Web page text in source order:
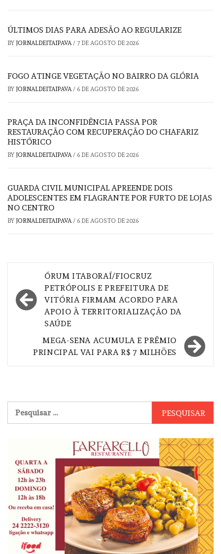
ÚLTIMOS DIAS PARA ADESÃO AO REGULARIZE
BY JORNALDEITAIPAVA / 7 DE AGOSTO DE 2026
FOGO ATINGE VEGETAÇÃO NO BAIRRO DA GLÓRIA
BY JORNALDEITAIPAVA / 6 DE AGOSTO DE 2026
PRAÇA DA INCONFIDÊNCIA PASSA POR
RESTAURAÇÃO COM RECUPERAÇÃO DO CHAFARIZ
HISTÓRICO
BY JORNALDEITAIPAVA / 6 DE AGOSTO DE 2026
GUARDA CIVIL MUNICIPAL APREENDE DOIS
ADOLESCENTES EM FLAGRANTE POR FURTO DE LOJAS
NO CENTRO
BY JORNALDEITAIPAVA / 6 DE AGOSTO DE 2026
Navegação
de
Post
ÓRUM ITABORAÍ/FIOCRUZ
PETRÓPOLIS E PREFEITURA DE
VITÓRIA FIRMAM ACORDO PARA
APOIO À TERRITORIALIZAÇÃO DA
SAÚDE
MEGA-SENA ACUMULA E PRÊMIO
PRINCIPAL VAI PARA R$ 7 MILHÕES
por: